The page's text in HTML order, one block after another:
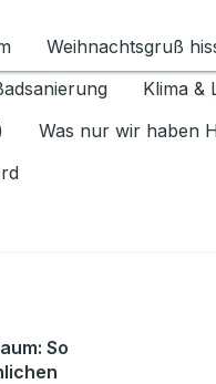
1.6.2026
Weihnachtsgruß
Klima &
Was nur wir haben
So